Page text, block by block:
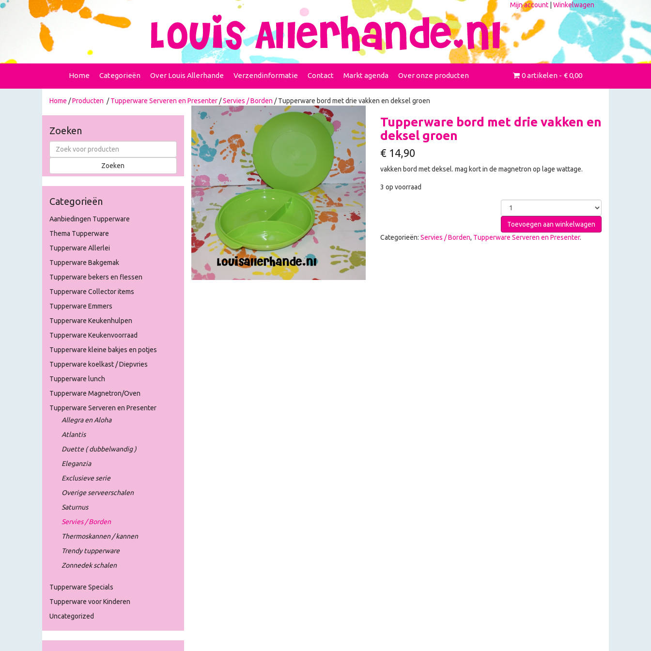
Mijn account Winkelwagen
Home Categorieën Over Louis Allerhande Verzendinformatie Contact Markt agenda Over onze producten 0 artikelen € 0,00
Home /Producten /Tupperware Serveren en Presenter /Servies / Borden / Tupperware bord met drie vakken en deksel groen
Zoeken
Categorieën
Aanbiedingen Tupperware
Thema Tupperware
Tupperware Allerlei
Tupperware Bakgemak
Tupperware bekers en flessen
Tupperware Collector items
Tupperware Emmers
Tupperware Keukenhulpen
Tupperware Keukenvoorraad
Tupperware kleine bakjes en potjes
Tupperware koelkast / Diepvries
Tupperware lunch
Tupperware Magnetron/Oven
Tupperware Serveren en Presenter
Allegra en Aloha
Atlantis
Duette ( dubbelwandig )
Eleganzia
Exclusieve serie
Overige serveerschalen
Saturnus
Servies / Borden
Thermoskannen / kannen
Trendy tupperware
Zonnedek schalen
Tupperware Specials
Tupperware voor Kinderen
Uncategorized
Tupperware bord met drie vakken en
deksel groen
€14,90
vakken bord met deksel. mag kort in de magnetron op lage wattage.
3 op voorraad
Toevoegen aan winkelwagen
Categorieën: Servies / Borden, Tupperware Serveren en Presenter.